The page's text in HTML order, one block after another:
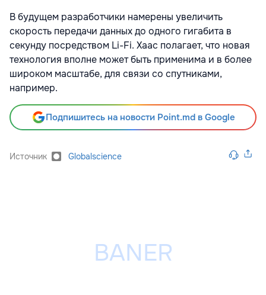
В будущем разработчики намерены увеличить
скорость передачи данных до одного гигабита в
секунду посредством Li-Fi. Хаас полагает, что новая
технология вполне может быть применима и в более
широком масштабе, для связи со спутниками,
например.
Подпишитесь на новости Point.md в Google
Источник Globalscience